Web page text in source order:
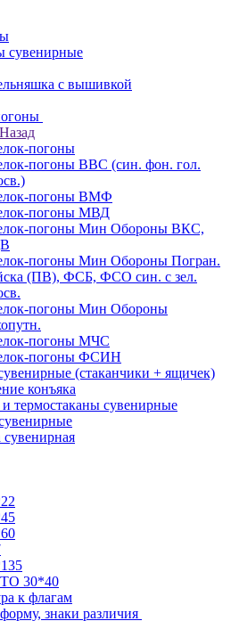
сувенирные
с вышивкой
Назад
погоны
погоны ВВС (син. фон. гол.
погоны ВМФ
погоны МВД
погоны Мин Обороны ВКС,
погоны Мин Обороны Погран.
(ПВ), ФСБ, ФСО син. с зел.
погоны Мин Обороны
погоны МЧС
погоны ФСИН
(стаканчики + ящичек)
конъяка
термостаканы сувенирные
30*40
к флагам
знаки различия